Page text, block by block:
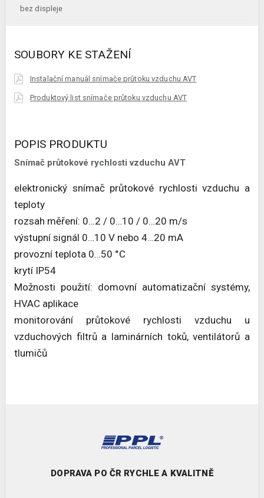
bez displeje
SOUBORY KE STAŽENÍ
Instalační manuál snímače průtoku vzduchu AVT
Produktový list snímače průtoku vzduchu AVT
POPIS PRODUKTU
Snímač průtokové rychlosti vzduchu AVT
elektronický snímač průtokové rychlosti vzduchu a
teploty
rozsah měření: 0…2 / 0…10 / 0…20 m/s
výstupní signál 0…10 V nebo 4…20 mA
provozní teplota 0…50 °C
krytí IP54
Možnosti použití: domovní automatizační systémy,
HVAC aplikace
monitorování průtokové rychlosti vzduchu u
vzduchových filtrů a laminárních toků, ventilátorů a
tlumičů
DOPRAVA PO ČR RYCHLE A KVALITNĚ